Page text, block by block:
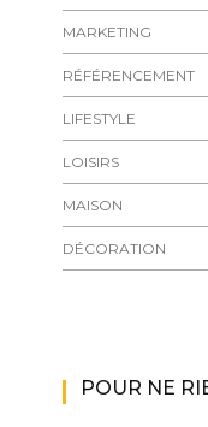
MARKETING
RÉFÉRENCEMENT
LIFESTYLE
LOISIRS
MAISON
DÉCORATION
POUR NE